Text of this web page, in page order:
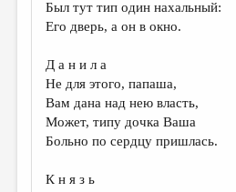
Был тут тип один нахальный:
Его дверь, а он в окно.
Д а н и л а
Не для этого, папаша,
Вам дана над нею власть,
Может, типу дочка Ваша
Больно по сердцу пришлась.
К н я з ь